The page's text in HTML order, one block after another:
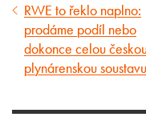
Předcházející
článek
RWE to řeklo naplno:
prodáme podíl nebo
dokonce celou
plynárenskou soustavu